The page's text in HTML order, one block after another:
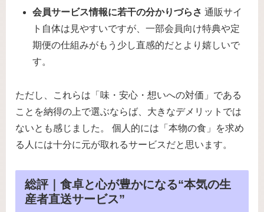
会員サービス情報に若干の分かりづらさ 通販サイ
ト自体は見やすいですが、一部会員向け特典や定
期便の仕組みがもう少し直感的だとより嬉しいで
す。
ただし、これらは「味・安心・想いへの対価」である
ことを納得の上で選ぶならば、大きなデメリットでは
ないとも感じました。 個人的には「本物の食」を求め
る人には十分に元が取れるサービスだと思います。
総評｜食卓と心が豊かになる“本気の生
産者直送サービス”